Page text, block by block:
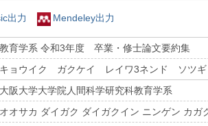
出力 Mendeley出力
教育学系 令和3年度 卒業・修士論文要約集
キョウイク ガクケイ レイワ3ネンド ソツ
大阪大学大学院人間科学研究科教育学系
オオサカ ダイガク ダイガクイン ニンゲン カガ